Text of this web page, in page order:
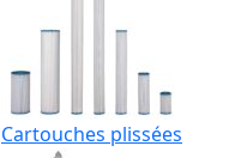
Cartouches plissées